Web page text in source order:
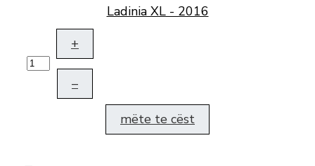
Ladinia XL - 2016
+
–
mëte te cëst